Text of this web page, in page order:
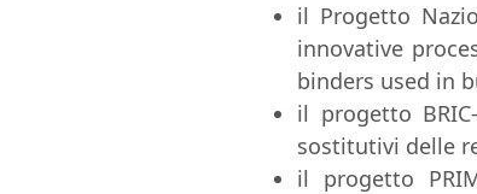
il Progetto
innovative
binders used in
il progetto BRIC
sostitutivi delle
il progetto